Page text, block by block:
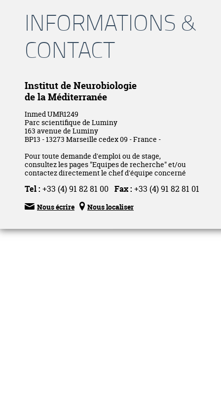
INFORMATIONS &
CONTACT
Institut de Neurobiologie
de la Méditerranée
Inmed UMR1249
Parc scientifique de Luminy
163 avenue de Luminy
BP13 - 13273 Marseille cedex 09 - France -
Pour toute demande d'emploi ou de stage,
consultez les pages "Equipes de recherche" et/ou
contactez directement le chef d'équipe concerné
Tel : +33 (4) 91 82 81 00 Fax : +33 (4) 91 82 81 01
 Nous écrire  Nous localiser